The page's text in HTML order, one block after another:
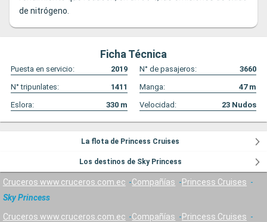
de nitrógeno.
Ficha Técnica
Puesta en servicio: 2019 N° de pasajeros:
3660
N° tripunlates:
1411 Manga: 47m
Eslora:
330 m Velocidad: 23 Nudos
La flota de Princess Cruises
Los destinos de Sky Princess
Cruceros www.cruceros.com.ec Compañías
Princess Cruises
Sky Princess
Cruceros www.cruceros.com.ec Compañías
Princess Cruises